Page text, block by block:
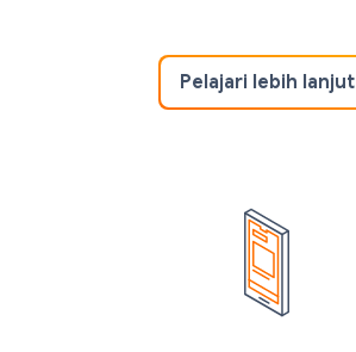
Pelajari lebih lanjut